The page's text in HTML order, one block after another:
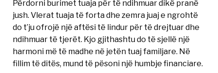
Përdorni burimet tuaja për të ndihmuar dikë pranë
jush. Vlerat tuaja të forta dhe zemra juaj e ngrohtë
do t’ju ofrojë një aftësi të lindur për të drejtuar dhe
ndihmuar të tjerët. Kjo gjithashtu do të sjellë një
harmoni më të madhe në jetën tuaj familjare. Në
fillim të ditës, mund të pësoni një humbje financiare.